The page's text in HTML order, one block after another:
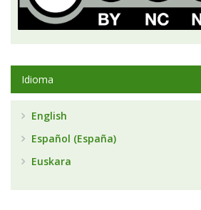
Idioma
English
Español (España)
Euskara